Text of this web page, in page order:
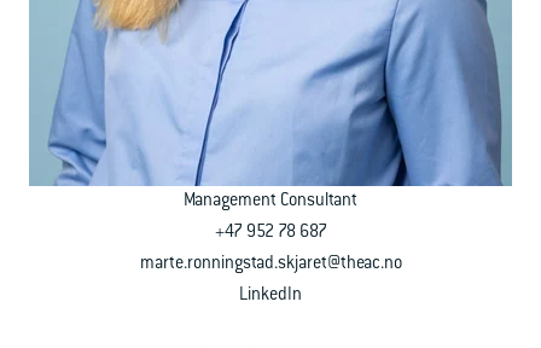
Management Consultant
+47 952 78 687
marte.ronningstad.skjaret@theac.no
LinkedIn